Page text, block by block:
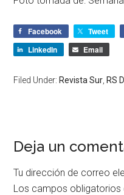
Facebook Tweet
LinkedIn
Email
Filed Under: Revista Sur RS
Deja un
Tu dirección de correo
Los campos